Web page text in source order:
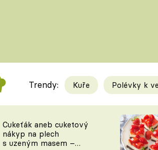
Videorecepty
TEĎ VAŘÍ ŠÉF!
Trendy: Kuře Polévky k
Cukeťák aneb cuketový
nákyp na plech
s uzeným masem –